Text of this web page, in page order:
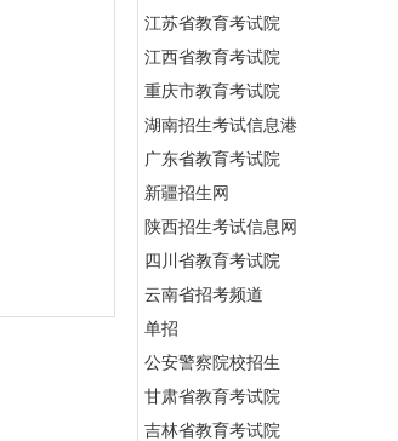
江苏省教育考试院
江西省教育考试院
重庆市教育考试院
湖南招生考试信息港
广东省教育考试院
新疆招生网
陕西招生考试信息网
四川省教育考试院
云南省招考频道
单招
公安警察院校招生
甘肃省教育考试院
吉林省教育考试院